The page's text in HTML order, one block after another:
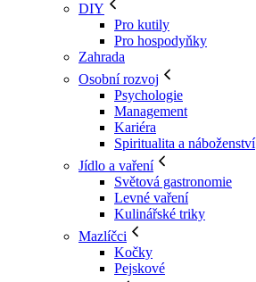
DIY
Pro kutily
Pro hospodyňky
Zahrada
Osobní rozvoj
Psychologie
Management
Kariéra
Spiritualita a náboženství
Jídlo a vaření
Světová gastronomie
Levné vaření
Kulinářské triky
Mazlíčci
Kočky
Pejskové